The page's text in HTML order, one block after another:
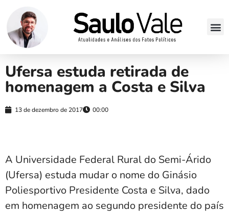
Ufersa estuda retirada de
homenagem a Costa e Silva
13 de dezembro de 2017 00:00
A Universidade Federal Rural do Semi-Árido
(Ufersa) estuda mudar o nome do Ginásio
Poliesportivo Presidente Costa e Silva, dado
em homenagem ao segundo presidente do país